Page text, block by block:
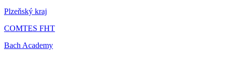
Plzeňský kraj
COMTES FHT
Bach Academy